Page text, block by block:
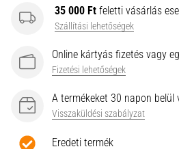
változatos
edzés,
egy
kicsit
más?
Csatlakozz
35 000 Ft feletti vásárlás
Szállítási lehetőségek
Online kártyás fizetés vagy
Fizetési lehetőségek
A termékeket 30 napon belül
Visszaküldési szabályzat
Eredeti termék